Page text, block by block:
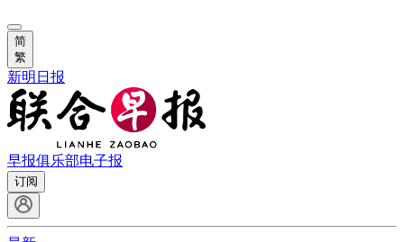
简
繁
新明日报
早报俱乐部电子报
订阅